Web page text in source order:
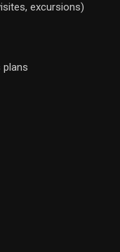
excursions)
plans